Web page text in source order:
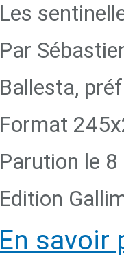
Les
Par
Ballesta,
Format
Parution le
Edition
En savoir